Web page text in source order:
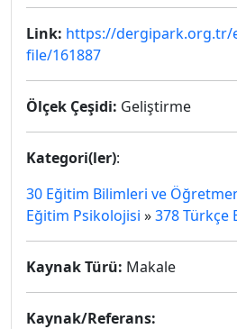
Link: https://dergipark.org.tr/
file/161887
Ölçek Çeşidi: Geliştirme
Kategori(ler):
30 Eğitim Bilimleri ve
Eğitim Psikolojisi »378 Türkçe
Kaynak Türü: Makale
Kaynak/Referans: